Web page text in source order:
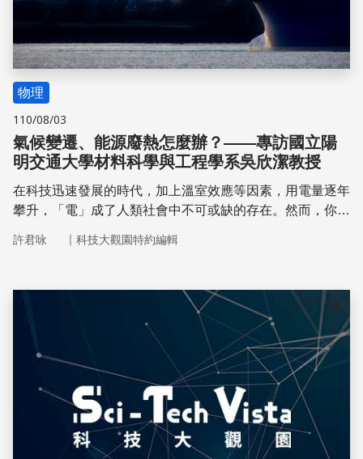
物理
110/08/03
氣候變遷、能源廢熱怎麼辦？——專訪國立陽
明交通大學材料科學與工程學系吳欣潔教授
在科技迅速發展的時代，加上溫室效應等因素，用電量逐年
攀升，「電」成了人類社會中不可或缺的存在。然而，你知
氣中，而真的拿來用的大約只有 40%。這些大量的廢熱也
宗。 「氣候變遷」及「能源需求」兩大議題，逐漸形成彼
此相扣的存在，究竟孰輕孰重，能否在這之中尋找一個平衡
點，成為現今科學家們亟需解決的難題。
許君咏 ｜ 科技大觀園特約編輯
儲存